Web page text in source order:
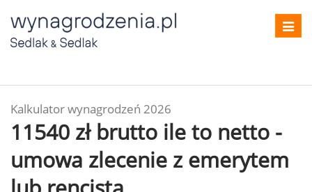
Kalkulator wynagrodzeń 2026
11540 zł brutto ile to netto -
umowa zlecenie z emerytem